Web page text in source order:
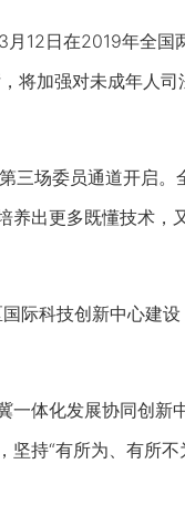
日在2019年全国
将加强对未成年人
场委员通道开启。
出更多既懂技术，
科技创新中心建设
体化发展协同创新
持“有所为、有所不